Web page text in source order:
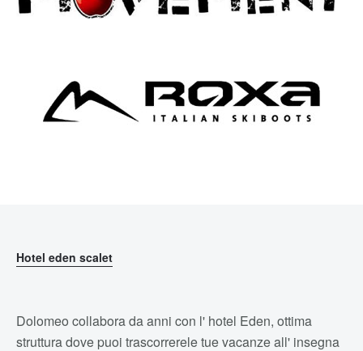
Hotel eden scalet
Dolomeo collabora da anni con l' hotel Eden, ottima
struttura dove puoi trascorrerele tue vacanze all' insegna